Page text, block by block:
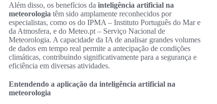
Além disso, os benefícios da inteligência artificial na
meteorologia têm sido amplamente reconhecidos por
especialistas, como os do IPMA – Instituto Português do Mar e
da Atmosfera, e do Meteo.pt – Serviço Nacional de
Meteorologia. A capacidade da IA de analisar grandes volumes
de dados em tempo real permite a antecipação de condições
climáticas, contribuindo significativamente para a segurança e
eficiência em diversas atividades.
Entendendo a aplicação da inteligência artificial na
meteorologia